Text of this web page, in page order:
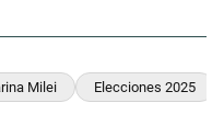
Milei Elecciones 2025